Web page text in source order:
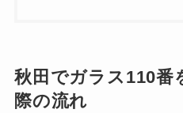
秋田でガラス110番
際の流れ